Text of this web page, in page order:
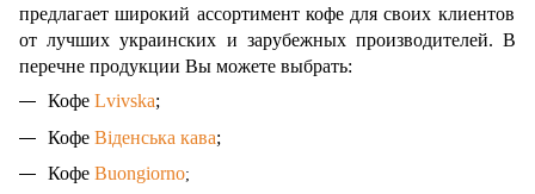
предлагает широкий ассортимент кофе для своих клиентов
от лучших украинских и зарубежных производителей. В
перечне продукции Вы можете выбрать:
Кофе Lvivska;
Кофе Віденська кава;
Кофе Buongiorno;